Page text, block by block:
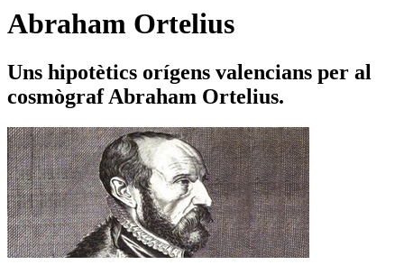
Abraham Ortelius
Uns hipotètics orígens valencians per al
cosmògraf Abraham Ortelius.